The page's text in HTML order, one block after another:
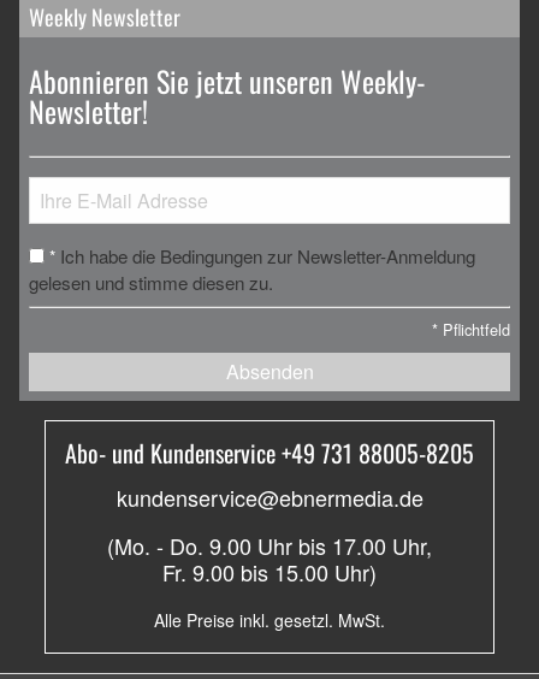
Weekly Newsletter
Abonnieren Sie jetzt unseren Weekly-
Newsletter!
* Ich habe die Bedingungen zur Newsletter-Anmeldung
gelesen und stimme diesen zu.
* Pflichtfeld
Absenden
Abo- und Kundenservice +49 731 88005-8205
kundenservice@ebnermedia.de
(Mo. - Do. 9.00 Uhr bis 17.00 Uhr,
Fr. 9.00 bis 15.00 Uhr)
Alle Preise inkl. gesetzl. MwSt.